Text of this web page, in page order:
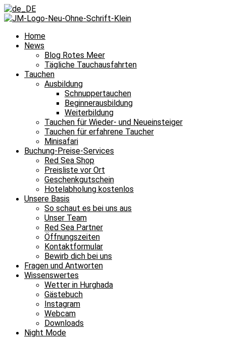
Home
News
Blog Rotes Meer
Tägliche Tauchausfahrten
Tauchen
Ausbildung
Schnuppertauchen
Beginnerausbildung
Weiterbildung
Tauchen für Wieder- und Neueinsteiger
Tauchen für erfahrene Taucher
Minisafari
Buchung-Preise-Services
Red Sea Shop
Preisliste vor Ort
Geschenkgutschein
Hotelabholung kostenlos
Unsere Basis
So schaut es bei uns aus
Unser Team
Red Sea Partner
Öffnungszeiten
Kontaktformular
Bewirb dich bei uns
Fragen und Antworten
Wissenswertes
Wetter in Hurghada
Gästebuch
Instagram
Webcam
Downloads
Night Mode